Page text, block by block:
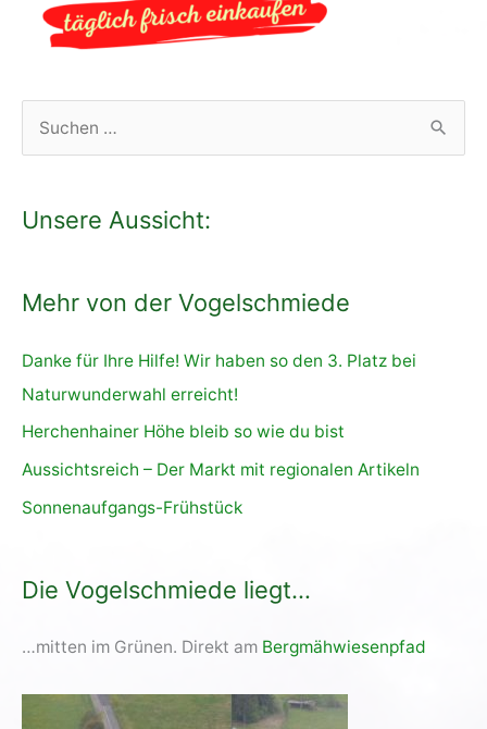
h
n
a
c
h
:
Unsere Aussicht:
Mehr von der Vogelschmiede
Danke für Ihre Hilfe! Wir haben so den 3. Platz bei
Naturwunderwahl erreicht!
Herchenhainer Höhe bleib so wie du bist
Aussichtsreich – Der Markt mit regionalen Artikeln
Sonnenaufgangs-Frühstück
Die Vogelschmiede liegt…
…mitten im Grünen. Direkt am Bergmähwiesenpfad